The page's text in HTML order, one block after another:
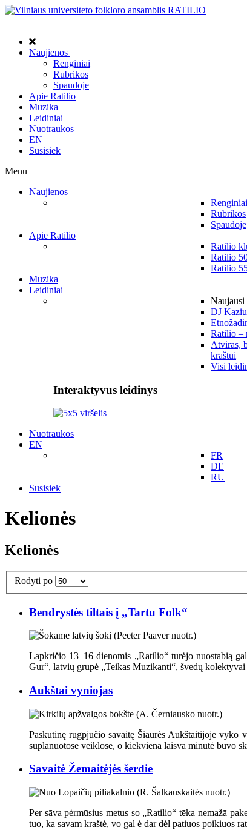
Naujienos
Renginiai
Rubrikos
Spaudoje
Apie Ratilio
Muzika
Leidiniai
Nuotraukos
EN
Susisiek
Menu
Naujienos
Renginiai
Rubrikos
Spaudoje
Apie Ratilio
Ratilio
Ratilio
Ratilio
Muzika
Leidiniai
DJ
Ratilio –
Atviras,
kraštui
Visi
Interaktyvus leidinys
Nuotraukos
EN
FR
DE
RU
Susisiek
Kelionės
Kelionės
Rodyti po
Bendrystės tiltais į „Tartu Folk“
Lapkričio 13–16 dienomis „Ratilio“ turėjo nuostabią
Gur“, latvių grupė „Teikas Muzikanti“, švedų
Aukštai vyniojas
Paskutinę rugpjūčio savaitę Šiaurės Aukštaitijoje
suplanuotose veiklose, o kiekviena laisva minutė buvo
Savaitė Žemaitėjės šerdie
Per sāva pėrmūsius metus so „Ratilio“ tēka nemažā
tuo, ka savam kraštė, vo gal ė dar dėl patiuos poikiuos